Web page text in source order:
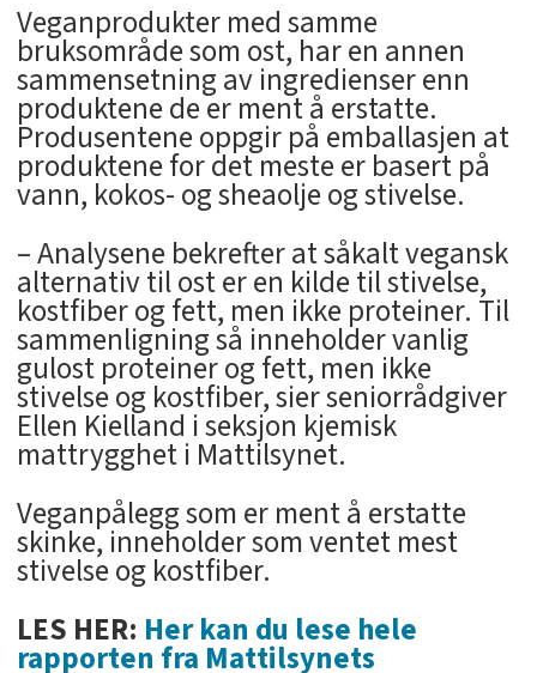
Veganprodukter med samme
bruksområde som ost, har en annen
sammensetning av ingredienser enn
produktene de er ment å erstatte.
Produsentene oppgir på emballasjen at
produktene for det meste er basert på
vann, kokos- og sheaolje og stivelse.
– Analysene bekrefter at såkalt vegansk
alternativ til ost er en kilde til stivelse,
kostfiber og fett, men ikke proteiner. Til
sammenligning så inneholder vanlig
gulost proteiner og fett, men ikke
stivelse og kostfiber, sier seniorrådgiver
Ellen Kielland i seksjon kjemisk
mattrygghet i Mattilsynet.
Veganpålegg som er ment å erstatte
skinke, inneholder som ventet mest
stivelse og kostfiber.
LES HER: Her kan du lese hele
rapporten fra Mattilsynets